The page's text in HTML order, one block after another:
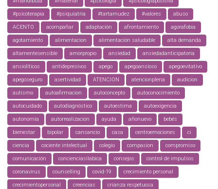
#psicoterapia #psiquiatria #tartamudez #valores abuso
ACENTO acompañar adaptación afrontamiento agorafobia
agotamiento alimentacion alimentación saludable alta demanda
altamentesensible amorpropio ansiedad ansiedadanticipatoria
ansiolíticos antidepresivos apego apegoansioso apegoevitativo
apegoseguro asertividad ATENCION atencionplena audicion
autismo autoafirmacion autoconcepto autoconocimiento
autocuidado autodiagnóstico autoestima autoexigencia
autonomía autorrealizacion ayuda añonuevo bebés
bienestar bipolar cansancio casa centroemociones ci
ciencia cociente intelectual colegio compasion compromiso
comunicación concienciasilabica consejos control de impulsos
coronavirus counselling covid-19 crecimiento personal
crecimientopersonal creencias crianza respetuosa